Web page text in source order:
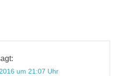
um 21:07 Uhr